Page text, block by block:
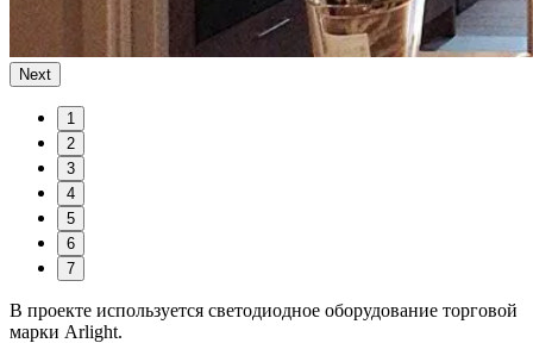
Next
1
2
3
4
5
6
7
В проекте используется светодиодное оборудование торговой
марки Arlight.